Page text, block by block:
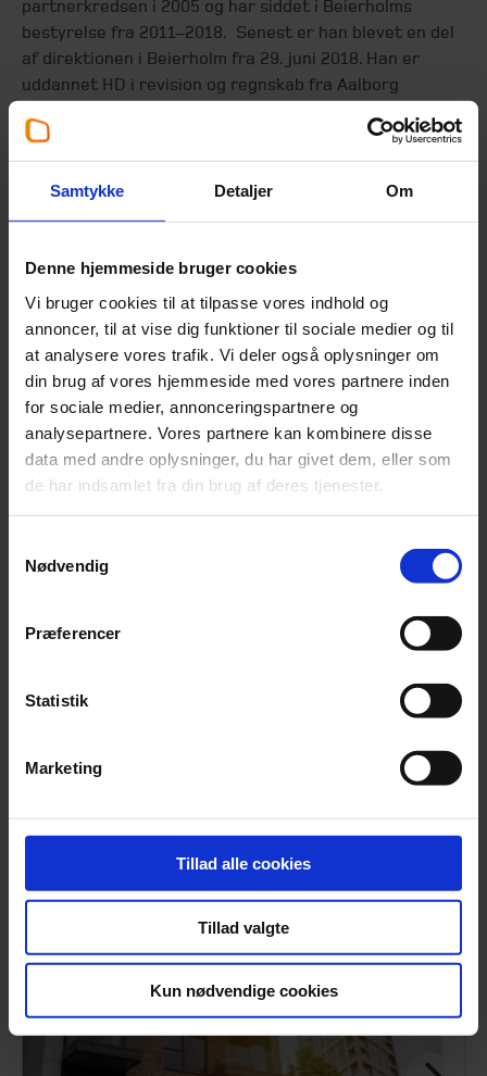
Samtykke Detaljer Om
Denne hjemmeside bruger cookies
Vi bruger cookies til at tilpasse vores indhold og
annoncer, til at vise dig funktioner til sociale medier og til
at analysere vores trafik. Vi deler også oplysninger om
din brug af vores hjemmeside med vores partnere inden
for sociale medier, annonceringspartnere og
analysepartnere. Vores partnere kan kombinere disse
data med andre oplysninger, du har givet dem, eller som
de har indsamlet fra din brug af deres tjenester.
Nødvendig
Præferencer
Statistik
Marketing
Tillad alle cookies
Tillad valgte
Kun nødvendige cookies
partnerkredsen i 2005 og har siddet i Beierholms
bestyrelse fra 2011–2018. Senest er han blevet en del
af direktionen i Beierholm fra 29. juni 2018. Han er
uddannet HD i revision og regnskab fra Aalborg
ligeledes på Aalborg Universitet, som blev færdiggjort i
2000.
Søren har været en af drivkræfterne bag Beierholms
både omsætning, antal kontorer og antal medarbejdere
for 888 millioner kroner og har i dag 1.160 ansatte
fordelt på 29 kontorer i Danmark. Beierholm har de
seneste seks år opnået en top-3 placering i
medarbejdertilfredshed for virksomheder med over 500
ansatte og har gennem en årrække også opnået
topplaceringer i uafhængige kundetilfredsheds-
målinger.
Jensen, der fortsætter sit virke som statsautoriseret
revisor i Beierholm. Søren V. Pedersen vil fortsat have
sin daglige gang på Beierholms hovedkontor i Aalborg.